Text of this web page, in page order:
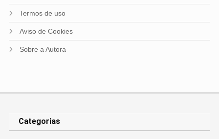
Termos de uso
Aviso de Cookies
Sobre a Autora
Categorias